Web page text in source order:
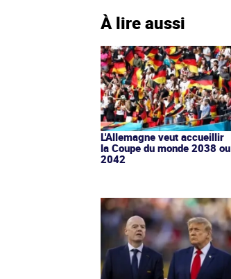
À lire aussi
L'Allemagne veut accueillir
la Coupe du monde 2038 ou
2042